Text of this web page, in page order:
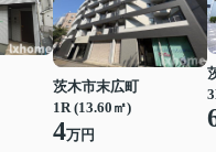
茨木市末広町
1R (13.60㎡)
4万円